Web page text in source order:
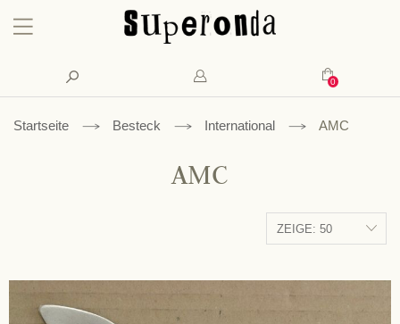
Konto
Mein
Suche
Startseite Besteck International AMC
AMC